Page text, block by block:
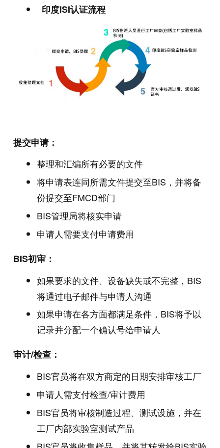
印度ISI认证流程
提交申请：
整理和汇编所有必要的文件
将申请表连同所需文件提交至BIS，并将备
份提交至FMCD部门
BIS管理局将核实申请
申请人需要支付申请费用
BIS初审：
如果要求的文件、设备缺失或不完整，BIS
将通过电子邮件与申请人沟通
如果申请在各方面都满足条件，BIS将予以
记录并分配一个确认号给申请人
审计/检查：
BIS官员将在双方商定的日期安排审核工厂
申请人需支付检查/审计费用
BIS官员将审核制造过程、测试设施，并在
工厂内部实验室测试产品